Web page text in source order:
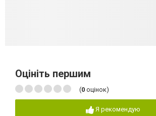
Оцініть першим
(0 оцінок)
Я рекомендую